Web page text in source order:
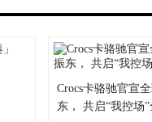
Crocs卡骆驰官宣
东， 共启“我控场